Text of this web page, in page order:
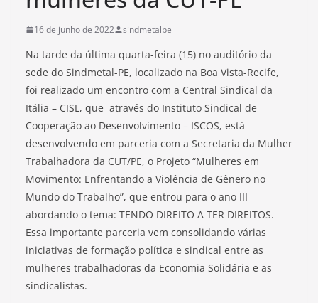
16 de junho de 2022 sindmetalpe
Na tarde da última quarta-feira (15) no auditório da
sede do Sindmetal-PE, localizado na Boa Vista-Recife,
foi realizado um encontro com a Central Sindical da
Itália – CISL, que através do Instituto Sindical de
Cooperação ao Desenvolvimento – ISCOS, está
desenvolvendo em parceria com a Secretaria da Mulher
Trabalhadora da CUT/PE, o Projeto “Mulheres em
Movimento: Enfrentando a Violência de Gênero no
Mundo do Trabalho”, que entrou para o ano III
abordando o tema: TENDO DIREITO A TER DIREITOS.
Essa importante parceria vem consolidando várias
iniciativas de formação política e sindical entre as
mulheres trabalhadoras da Economia Solidária e as
sindicalistas.